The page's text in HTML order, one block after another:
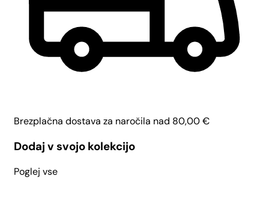
Brezplačna dostava za naročila nad 80,00€
Dodaj v svojo kolekcijo
Poglej vse